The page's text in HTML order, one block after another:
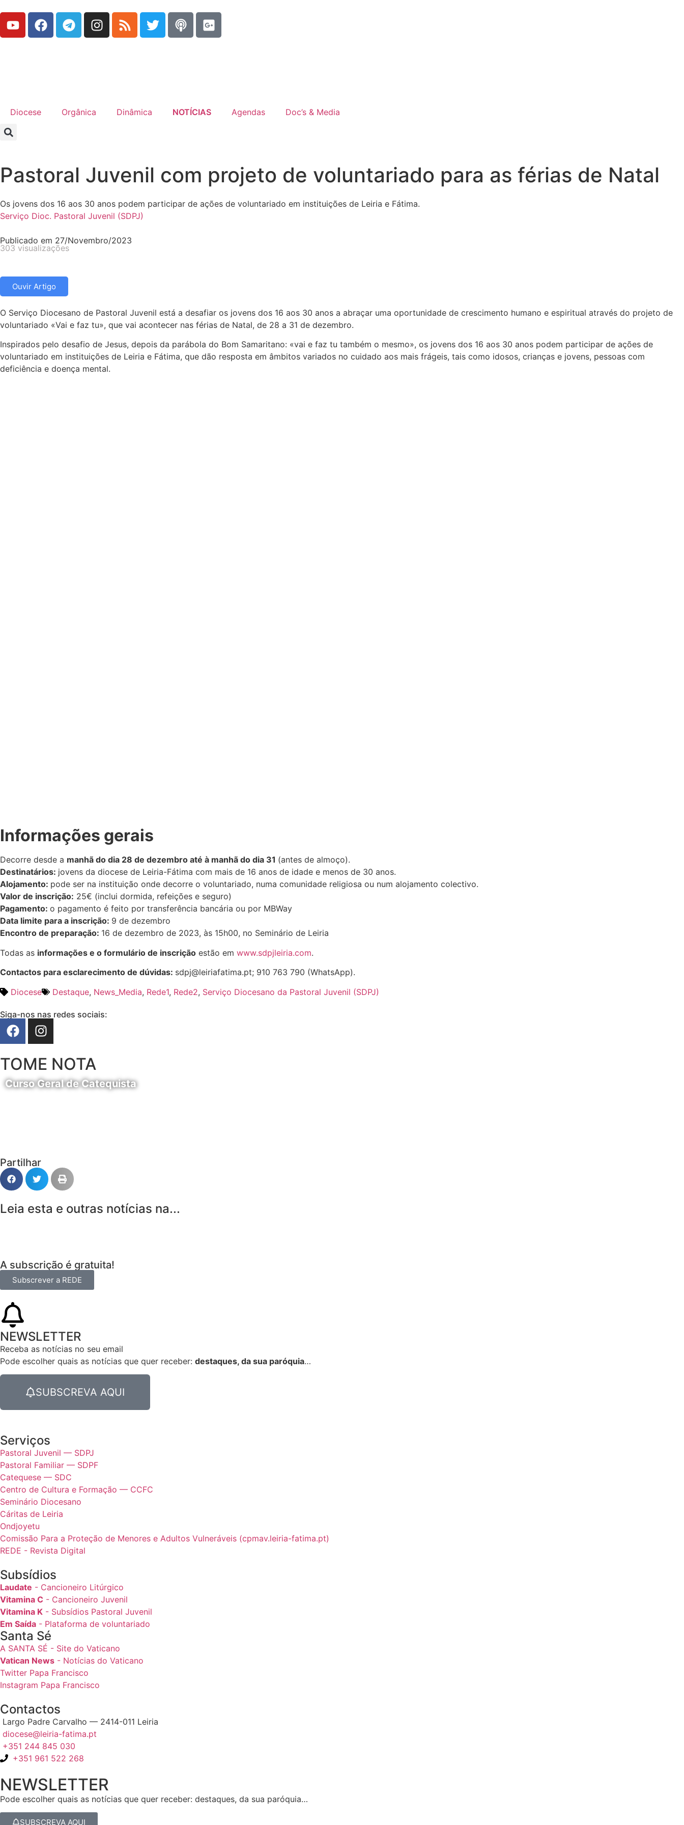
Diocese Orgânica Dinâmica NOTÍCIAS Agendas Doc’s & Media
Pastoral Juvenil com projeto de voluntariado para as férias de Natal
Os jovens dos 16 aos 30 anos podem participar de ações de voluntariado em instituições de Leiria e Fátima.
Serviço Dioc. Pastoral Juvenil (SDPJ)
Publicado em 27/Novembro/2023
303 visualizações
Ouvir Artigo
O Serviço Diocesano de Pastoral Juvenil está a desafiar os jovens dos 16 aos 30 anos a abraçar uma oportunidade de crescimento humano e espiritual através do projeto de
voluntariado «Vai e faz tu», que vai acontecer nas férias de Natal, de 28 a 31 de dezembro.
Inspirados pelo desafio de Jesus, depois da parábola do Bom Samaritano: «vai e faz tu também o mesmo», os jovens dos 16 aos 30 anos podem participar de ações de
voluntariado em instituições de Leiria e Fátima, que dão resposta em âmbitos variados no cuidado aos mais frágeis, tais como idosos, crianças e jovens, pessoas com
deficiência e doença mental.
Informações gerais
Decorre desde a manhã do dia 28 de dezembro até à manhã do dia 31 (antes de almoço).
Destinatários: jovens da diocese de Leiria-Fátima com mais de 16 anos de idade e menos de 30 anos.
Alojamento: pode ser na instituição onde decorre o voluntariado, numa comunidade religiosa ou num alojamento colectivo.
Valor de inscrição: 25€ (inclui dormida, refeições e seguro)
Pagamento: o pagamento é feito por transferência bancária ou por MBWay
Data limite para a inscrição: 9 de dezembro
Encontro de preparação: 16 de dezembro de 2023, às 15h00, no Seminário de Leiria
Todas as informações e o formulário de inscrição estão em www.sdpjleiria.com.
Contactos para esclarecimento de dúvidas: sdpj@leiriafatima.pt; 910 763 790 (WhatsApp).
Diocese
Destaque, News_Media, Rede1, Rede2, Serviço Diocesano da Pastoral Juvenil (SDPJ)
Siga-nos nas redes sociais:
TOME NOTA
Curso Geral de Catequista
Partilhar
Leia esta e outras notícias na...
A subscrição é gratuita!
Subscrever a REDE
NEWSLETTER
Receba as notícias no seu email​
Pode escolher quais as notícias que quer receber: destaques, da sua paróquia…
SUBSCREVA AQUI
Serviços
Pastoral Juvenil — SDPJ
Pastoral Familiar — SDPF
Catequese — SDC
Centro de Cultura e Formação — CCFC
Seminário Diocesano
Cáritas de Leiria
Ondjoyetu
Comissão Para a Proteção de Menores e Adultos Vulneráveis (cpmav.leiria-fatima.pt)
REDE - Revista Digital
Subsídios
Laudate - Cancioneiro Litúrgico
Vitamina C - Cancioneiro Juvenil
Vitamina K - Subsídios Pastoral Juvenil
Em Saída - Plataforma de voluntariado
Santa Sé
A SANTA SÉ - Site do Vaticano
Vatican News - Notícias do Vaticano
Twitter Papa Francisco
Instagram Papa Francisco
Contactos
Largo Padre Carvalho — 2414-011 Leiria
diocese@leiria-fatima.pt
+351 244 845 030
+351 961 522 268
NEWSLETTER
Pode escolher quais as notícias que quer receber: destaques, da sua paróquia…
SUBSCREVA AQUI